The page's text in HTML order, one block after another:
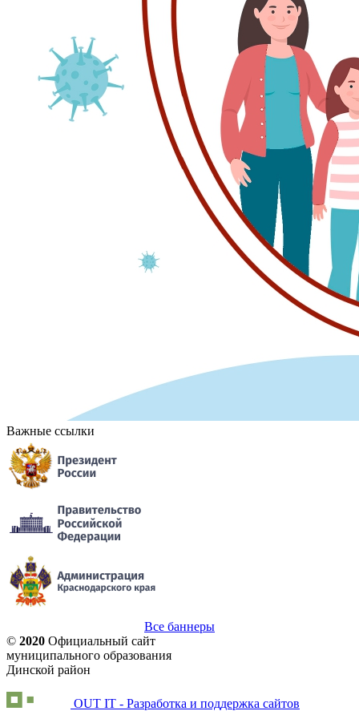
Важные ссылки
Все баннеры
© 2020 Официальный сайт
муниципального образования
Динской район
OUT IT - Разработка и поддержка сайтов